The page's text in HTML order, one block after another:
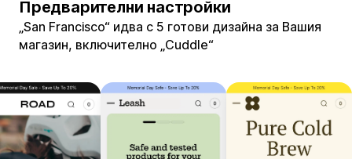
Предварителни настройки
„San Francisco“ идва с 5 готови дизайна за Вашия
магазин, включително „Cuddle“